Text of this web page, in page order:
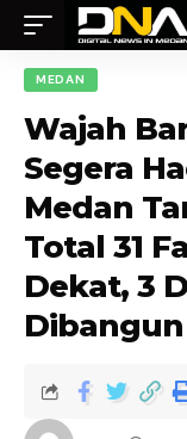
MEDAN
Wajah
Segera
Medan
Total 31
Dekat, 3